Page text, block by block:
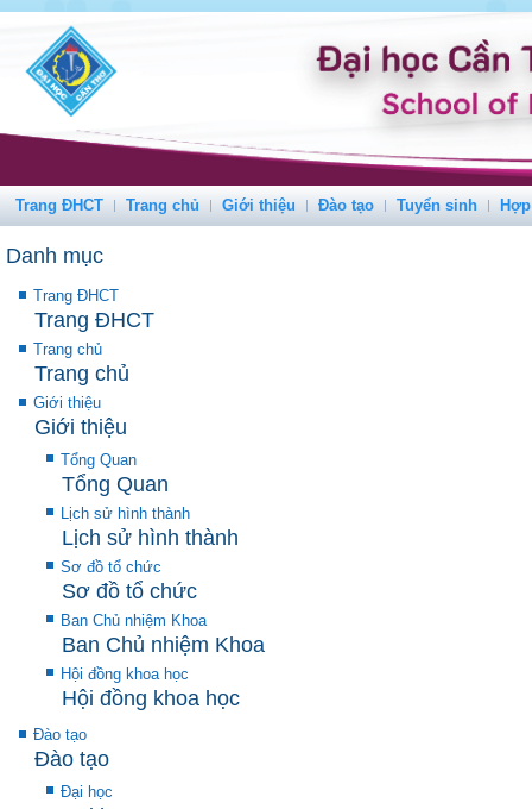
Trang ĐHCT Trang chủ Giới thiệu Đào tạo Tuyển sinh
Danh mục
Trang ĐHCT
Trang ĐHCT
Trang chủ
Trang chủ
Giới thiệu
Giới thiệu
Tổng Quan
Tổng Quan
Lịch sử hình thành
Lịch sử hình thành
Sơ đồ tổ chức
Sơ đồ tổ chức
Ban Chủ nhiệm Khoa
Ban Chủ nhiệm Khoa
Hội đồng khoa học
Hội đồng khoa học
Đào tạo
Đào tạo
Đại học